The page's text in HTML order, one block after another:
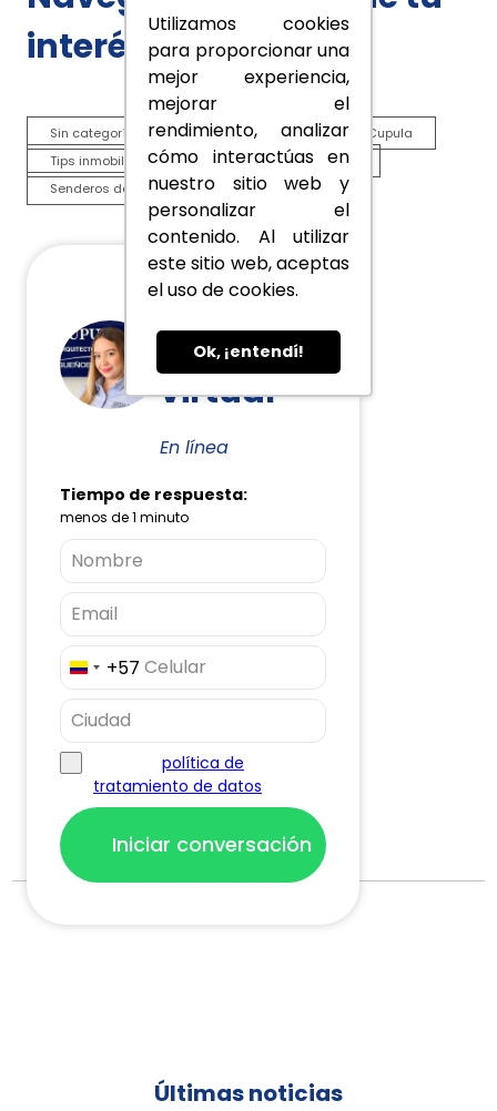
Utilizamos cookies
para proporcionar una
mejor experiencia,
mejorar el
rendimiento, analizar
cómo interactúas en
nuestro sitio web y
personalizar el
contenido. Al utilizar
este sitio web, aceptas
el uso de cookies.
Ok, ¡entendí!
interés
Sin categoría Destacados
Espacios Cupula
Tips inmobiliarios
Cómo comprar vivienda
Senderos de Cerritos
Tu
asesora
virtual
En línea
Tiempo de respuesta:
menos de 1 minuto
Colombia
+57
+57
política de
tratamiento de datos
Iniciar conversación
Últimas noticias